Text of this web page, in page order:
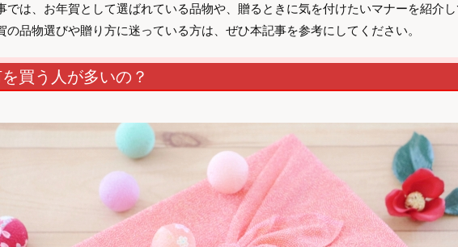
では、お年賀として選ばれている品物や、贈るときに気を付けたいマナーを紹介し
の品物選びや贈り方に迷っている方は、ぜひ本記事を参考にしてください。
買う人が多いの？